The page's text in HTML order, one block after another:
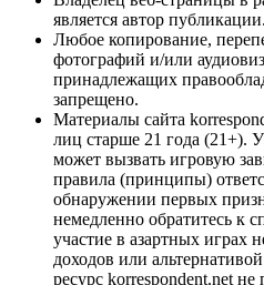
является автор публикации.
Любое копирование,
фотографий и/или
принадлежащих
запрещено.
Материалы сайта
лиц старше 21 года (21+).
может вызвать игровую
правила (принципы)
обнаружении первых
немедленно обратитесь к
участие в азартных играх
доходов или
ресурс korrespondent.net